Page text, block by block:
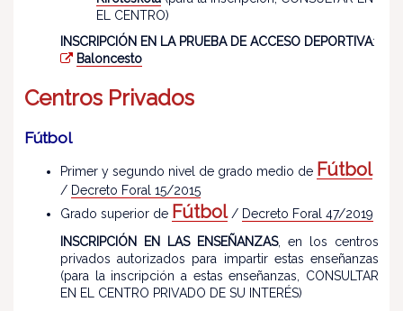
EL CENTRO)
INSCRIPCIÓN EN LA PRUEBA DE ACCESO DEPORTIVA:
Baloncesto
Centros Privados
Fútbol
Primer y segundo nivel de grado medio de Fútbol
/ Decreto Foral 15/2015
Grado superior de Fútbol/ Decreto Foral 47/2019
INSCRIPCIÓN EN LAS ENSEÑANZAS, en los centros
privados autorizados para impartir estas enseñanzas
(para la inscripción a estas enseñanzas, CONSULTAR
EN EL CENTRO PRIVADO DE SU INTERÉS)